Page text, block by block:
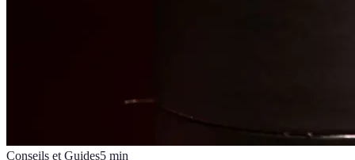
Conseils et Guides5 min